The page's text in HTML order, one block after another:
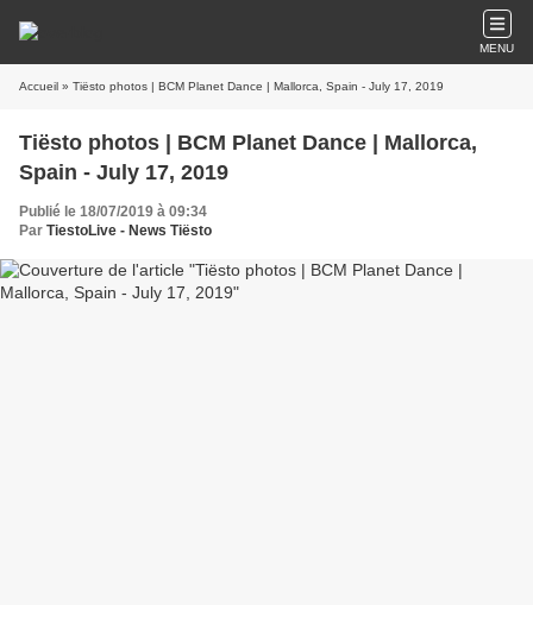
MENU
Accueil » Tiësto photos | BCM Planet Dance | Mallorca, Spain - July 17, 2019
Tiësto photos | BCM Planet Dance | Mallorca,
Spain - July 17, 2019
Publié le 18/07/2019 à 09:34
Par TiestoLive - News Tiësto